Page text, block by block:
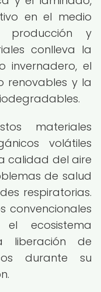
en el medio
producción y
conlleva la
invernadero, el
renovables y la
materiales
volátiles
calidad del aire
de salud
respiratorias.
convencionales
ecosistema
liberación de
durante su